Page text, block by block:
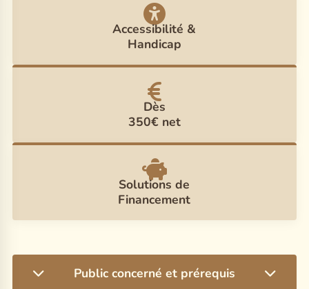
Accessibilité &
Handicap
Dès
350€ net
Solutions de
Financement
Public concerné et prérequis